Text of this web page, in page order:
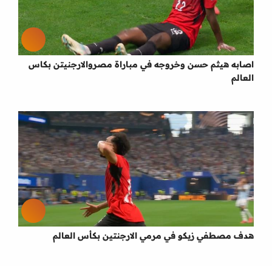
اصابه هيثم حسن وخروجه في مباراة مصروالارجنيتن بكاس
العالم
هدف مصطفي زيكو في مرمي الارجنتين بكأس العالم